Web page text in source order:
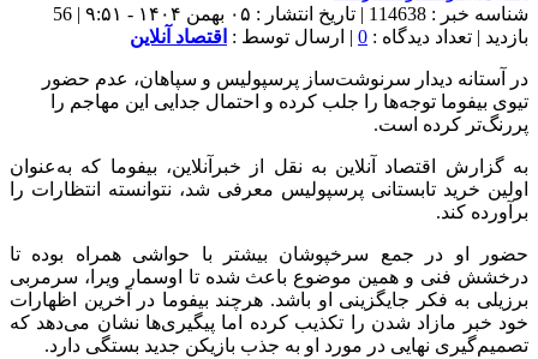
شناسه خبر : 114638 | تاریخ انتشار : ۰۵ بهمن ۱۴۰۴ - ۹:۵۱ | 56
بازدید | تعداد دیدگاه : 0 | ارسال توسط : اقتصاد آنلاین
در آستانه دیدار سرنوشت‌ساز پرسپولیس و سپاهان، عدم حضور
تیوی بیفوما توجه‌ها را جلب کرده و احتمال جدایی این مهاجم را
پررنگ‌تر کرده است.
به گزارش اقتصاد آنلاین به نقل از خبرآنلاین، بیفوما که به‌عنوان
اولین خرید تابستانی پرسپولیس معرفی شد، نتوانسته انتظارات را
برآورده کند.
حضور او در جمع سرخپوشان بیشتر با حواشی همراه بوده تا
درخشش فنی و همین موضوع باعث شده تا اوسمار ویرا، سرمربی
برزیلی به فکر جایگزینی او باشد. هرچند بیفوما در آخرین اظهارات
خود خبر مازاد شدن را تکذیب کرده اما پیگیری‌ها نشان می‌دهد که
تصمیم‌گیری نهایی در مورد او به جذب بازیکن جدید بستگی دارد.